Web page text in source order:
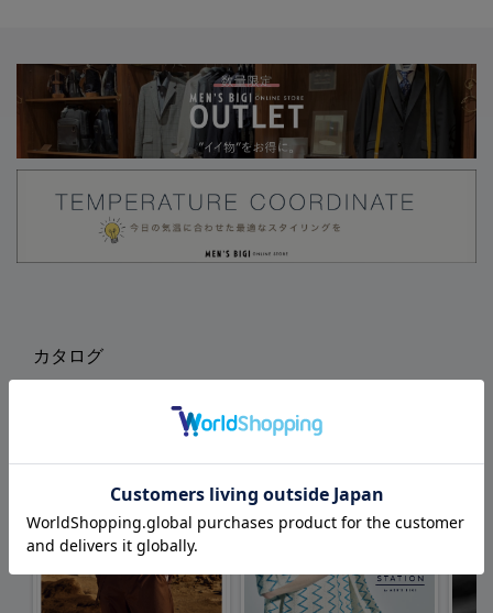
カタログ